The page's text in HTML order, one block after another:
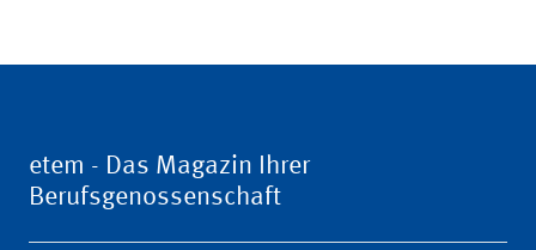
etem - Das Magazin Ihrer
Berufsgenossenschaft